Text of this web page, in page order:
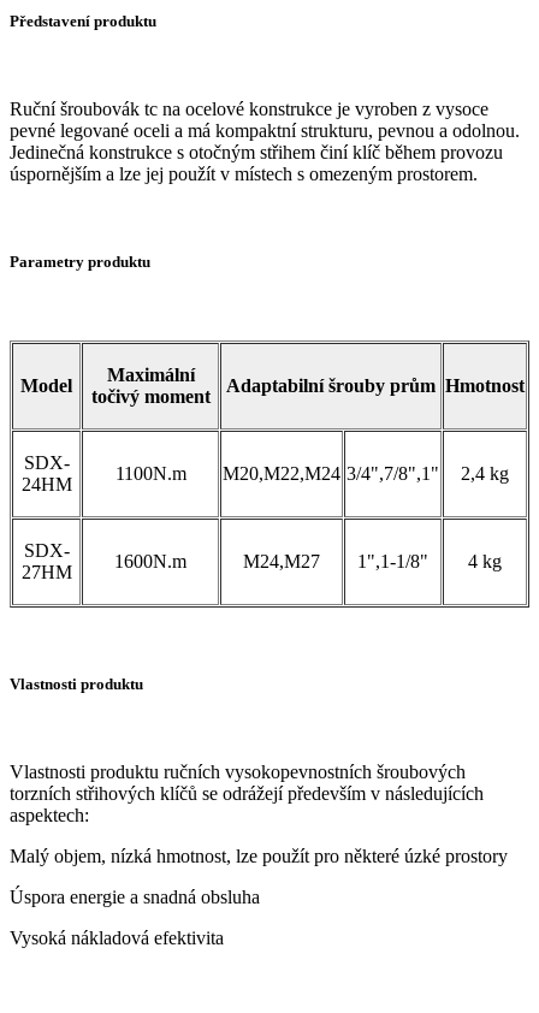
Představení produktu
Ruční šroubovák tc na ocelové konstrukce je vyroben z vysoce
pevné legované oceli a má kompaktní strukturu, pevnou a odolnou.
Jedinečná konstrukce s otočným střihem činí klíč během provozu
úspornějším a lze jej použít v místech s omezeným prostorem.
Parametry produktu
Model
Maximální
točivý moment
Adaptabilní šrouby prům Hmotnost
SDX-
24HM
1100N.m M20,M22,M24 3/4",7/8",1" 2,4 kg
SDX-
27HM
1600N.m M24,M27 1",1-1/8" 4 kg
Vlastnosti produktu
Vlastnosti produktu ručních vysokopevnostních šroubových
torzních střihových klíčů se odrážejí především v následujících
aspektech:
Malý objem, nízká hmotnost, lze použít pro některé úzké prostory
Úspora energie a snadná obsluha
Vysoká nákladová efektivita